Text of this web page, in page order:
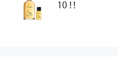
10 !!